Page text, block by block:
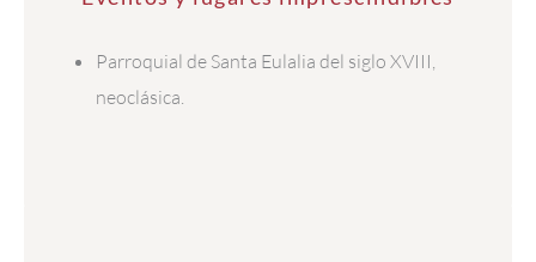
Parroquial de Santa Eulalia del siglo XVIII,
neoclásica.